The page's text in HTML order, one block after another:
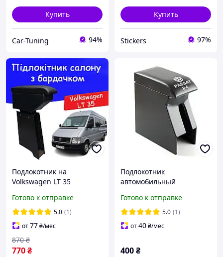
Купить
Car-Tuning 94%
Купить
Stickers 97%
Подлокотник на
Volkswagen LT 35
перфорация 1996 - 2006
тюнинг салона обвес Бокс
бардачок
Готово к отправке
5.0 (1)
от77₴/мес
770₴
870 ₴
Подлокотник
автомобильный
Passat B4 логотипом
черный
Готово к отправке
5.0 (1)
от40₴/мес
400₴